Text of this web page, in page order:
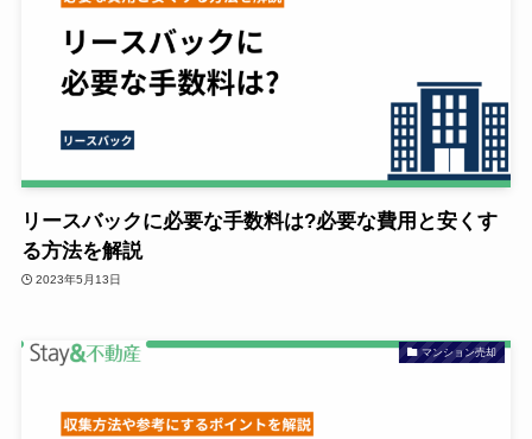
リースバックに必要な手数料は?必要な費用と安くす
る方法を解説
2023年5月13日
マンション売却